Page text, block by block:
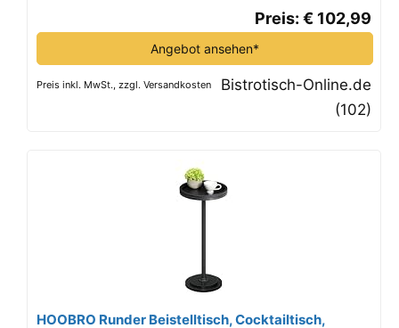
Preis: € 102,99
Angebot ansehen*
Preis inkl. MwSt., zzgl. Versandkosten
Bistrotisch-Online.de
(102)
HOOBRO Runder Beistelltisch, Cocktailtisch,